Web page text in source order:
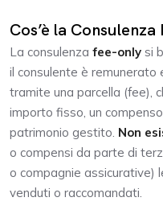
Cos’è la
La consulenza fee-only si
il consulente è remunerato
tramite una parcella (fee),
importo fisso, un
patrimonio gestito. Non
o compensi da parte di
o compagnie assicurative)
venduti o raccomandati.